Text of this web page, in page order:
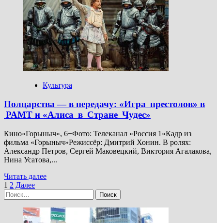
«Паромщик»
как
чудо:
фильм
объединил
Кустурицу,
«Любовь
и
голуби»
и
«Свадьбу
Малиновке»
Культура
Полцарства — в передачу: «Игра престолов» в
РАМТ и «Алиса в Стране Чудес»
Кино«Горыныч», 6+Фото: Телеканал «Россия 1»Кадр из
фильма «Горыныч»Режиссёр: Дмитрий Хонин. В ролях:
Александр Петров, Сергей Маковецкий, Виктория Агалакова,
Нина Усатова,...
Читать далееПрочитать
Полцарства
—
Пагинация
записей
1 2 Далее
Найти: